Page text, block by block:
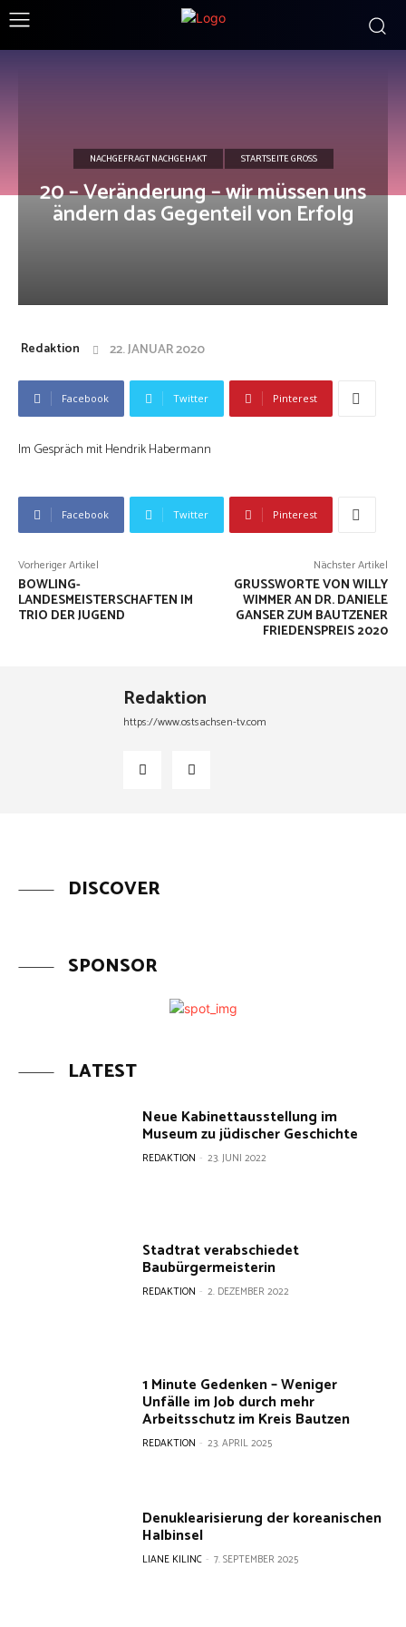
NACHGEFRAGT NACHGEHAKT STARTSEITE GROSS
20 – Veränderung – wir müssen uns
ändern das Gegenteil von Erfolg
Redaktion 22. JANUAR 2020
Facebook Twitter Pinterest
Im Gespräch mit Hendrik Habermann
Facebook Twitter Pinterest
Vorheriger Artikel
BOWLING-
LANDESMEISTERSCHAFTEN IM
TRIO DER JUGEND
Nächster Artikel
GRUSSWORTE VON WILLY W
IMMER AN DR. DANIELE G
ANSER ZUM BAUTZENER F
RIEDENSPREIS 2020
Redaktion
https://www.ostsachsen-tv.com
DISCOVER
SPONSOR
LATEST
Neue Kabinettausstellung im
Museum zu jüdischer Geschichte
REDAKTION - 23. JUNI 2022
Stadtrat verabschiedet
Baubürgermeisterin
REDAKTION - 2. DEZEMBER 2022
1 Minute Gedenken – Weniger
Unfälle im Job durch mehr
Arbeitsschutz im Kreis Bautzen
REDAKTION - 23. APRIL 2025
Denuklearisierung der koreanischen
Halbinsel
LIANE KILINC - 7. SEPTEMBER 2025